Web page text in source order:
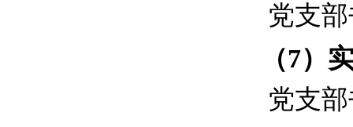
党支
（7）
党支